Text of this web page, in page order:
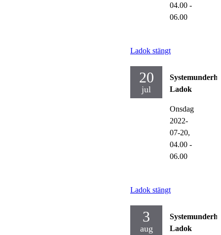
04.00 -
06.00
Ladok stängt
20
jul
Ladok
Onsdag
2022-
07-20,
04.00 -
06.00
Ladok stängt
3
aug
Ladok